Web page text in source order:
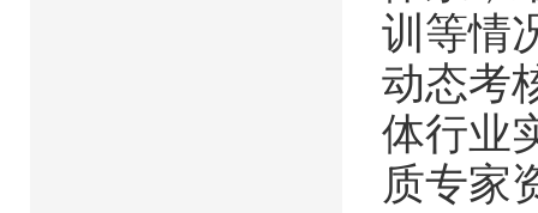
训等情
动态考
体行业
质专家